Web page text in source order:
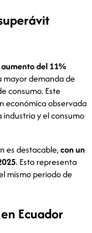
del 11%
mayor demanda de
consumo. Este
económica observada
y el consumo
es destacable,con un
. Esto representa
mismo periodo de
Ecuador